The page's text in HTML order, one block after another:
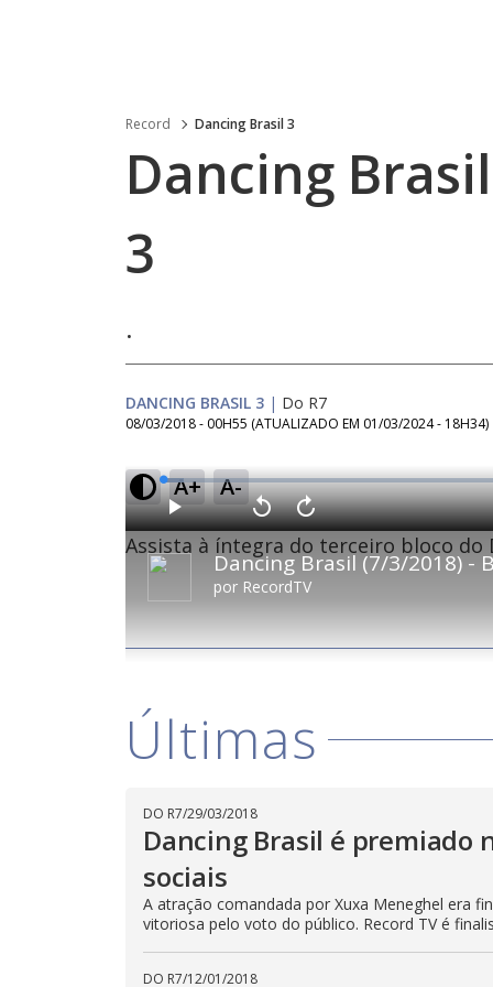
Record Dancing Brasil 3
Dancing
3
.
DANCING BRASIL 3 | Do R7
08/03/2018 - 00H55 (ATUALIZADO EM 01/03/2024 - 18H34)
A+ A-
Dancing Brasil (7/3/2018) -
por RecordTV
P
l
a
y
V
o
l
t
a
1
u
A
v
a
n
ç
a
r
g
o
L
o
a
d
e
d
:
%
Assista à íntegra do terceiro bloco do
Últimas
DO R7/29/03/2018
Dancing Brasil é premiado
sociais
A atração comandada por Xuxa Meneghel era
vitoriosa pelo voto do público. Record TV é
DO R7/12/01/2018